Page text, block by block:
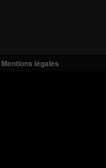
Mentions légales